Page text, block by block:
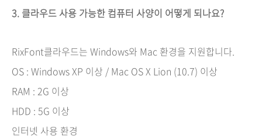
3. 클라우드 사용 가능한 컴퓨터 사양이 어떻게 되나요?
RixFont클라우드는 Windows와 Mac 환경을 지원합니다.
OS : Windows XP 이상 / Mac OS X Lion (10.7) 이상
RAM : 2G 이상
HDD : 5G 이상
인터넷 사용 환경